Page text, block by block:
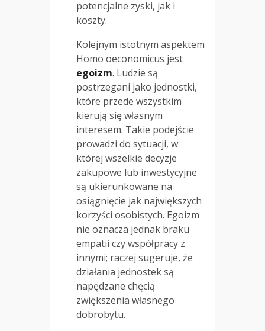
potencjalne zyski, jak i
koszty.
Kolejnym istotnym aspektem
Homo oeconomicus jest
egoizm. Ludzie są
postrzegani jako jednostki,
które przede wszystkim
kierują się własnym
interesem. Takie podejście
prowadzi do sytuacji, w
której wszelkie decyzje
zakupowe lub inwestycyjne
są ukierunkowane na
osiągnięcie jak największych
korzyści osobistych. Egoizm
nie oznacza jednak braku
empatii czy współpracy z
innymi; raczej sugeruje, że
działania jednostek są
napędzane chęcią
zwiększenia własnego
dobrobytu.